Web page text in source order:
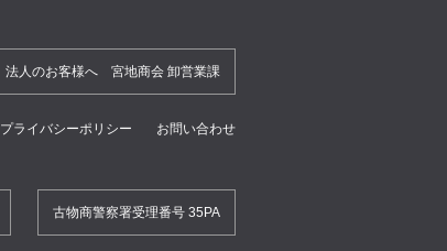
法人のお客様へ 宮地商会 卸営業課
プライバシーポリシー お問い合わせ
古物商警察署受理番号 35PA